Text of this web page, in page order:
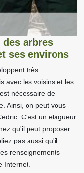
des arbres
ses environs
très
avec les voisins et les
nécessaire de
Ainsi, on peut vous
C'est un élagueur
qu'il peut proposer
pas aussi qu'il
renseignements
Internet.